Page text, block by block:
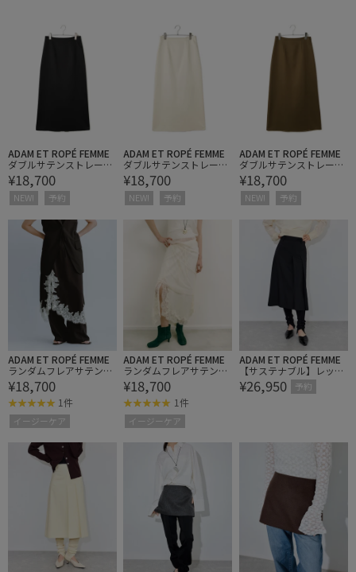
ADAM ET ROPÉ FEMME
ダブルサテンストレート
スカート
¥18,700
NEW! 予約
ADAM ET ROPÉ FEMME
ダブルサテンストレート
スカート
¥18,700
NEW! 予約
ADAM ET ROPÉ FEMME
ダブルサテンストレート
スカート
¥18,700
NEW! 予約
ADAM ET ROPÉ FEMME
ランダムフレアサテンス
カート
¥18,700
1件
イージーケア
ADAM ET ROPÉ FEMME
ランダムフレアサテンス
カート
¥18,700
1件
イージーケア
ADAM ET ROPÉ FEMME
【サステナブル】レッグ
ウォーマーコンビミディ
ースカート
¥26,950 予約